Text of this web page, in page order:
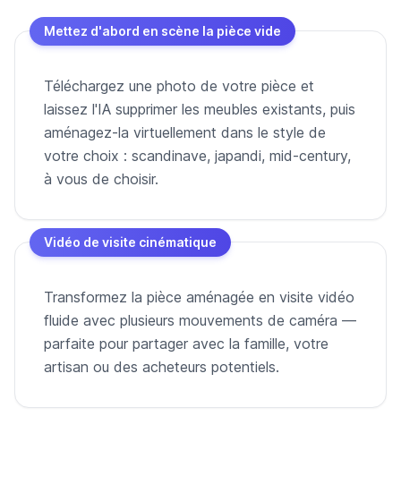
Mettez d'abord en scène la pièce vide
Téléchargez une photo de votre pièce et
laissez l'IA supprimer les meubles existants, puis
aménagez-la virtuellement dans le style de
votre choix : scandinave, japandi, mid-century,
à vous de choisir.
Vidéo de visite cinématique
Transformez la pièce aménagée en visite vidéo
fluide avec plusieurs mouvements de caméra —
parfaite pour partager avec la famille, votre
artisan ou des acheteurs potentiels.